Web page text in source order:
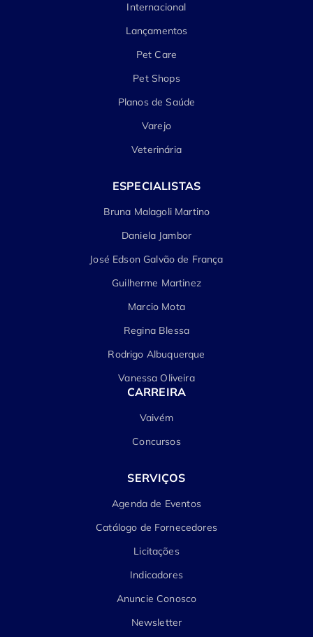
Internacional
Lançamentos
Pet Care
Pet Shops
Planos de Saúde
Varejo
Veterinária
ESPECIALISTAS
Bruna Malagoli Martino
Daniela Jambor
José Edson Galvão de França
Guilherme Martinez
Marcio Mota
Regina Blessa
Rodrigo Albuquerque
Vanessa Oliveira
CARREIRA
Vaivém
Concursos
SERVIÇOS
Agenda de Eventos
Catálogo de Fornecedores
Licitações
Indicadores
Anuncie Conosco
Newsletter